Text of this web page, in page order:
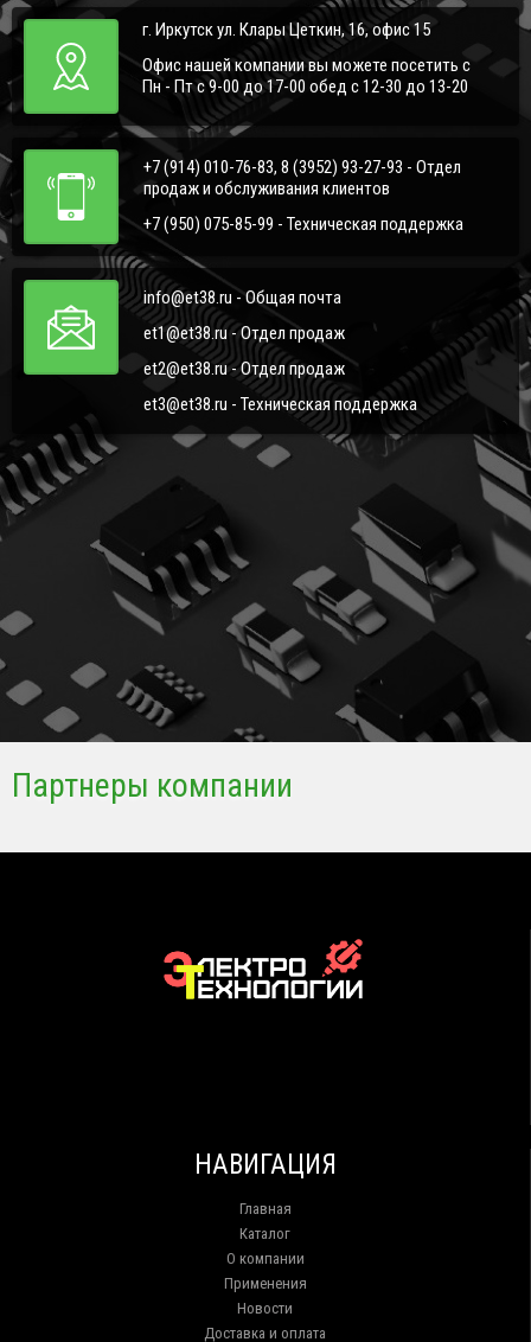
г. Иркутск ул. Клары Цеткин, 16, офис 15
Офис нашей компании вы можете посетить с
Пн - Пт с 9-00 до 17-00 обед с 12-30 до 13-20
+7 (914) 010-76-83, 8 (3952) 93-27-93 - Отдел
продаж и обслуживания клиентов
+7 (950) 075-85-99 - Техническая поддержка
info@et38.ru - Общая почта
et1@et38.ru - Отдел продаж
et2@et38.ru - Отдел продаж
et3@et38.ru - Техническая поддержка
Партнеры компании
НАВИГАЦИЯ
Главная
Каталог
О компании
Применения
Новости
Доставка и оплата